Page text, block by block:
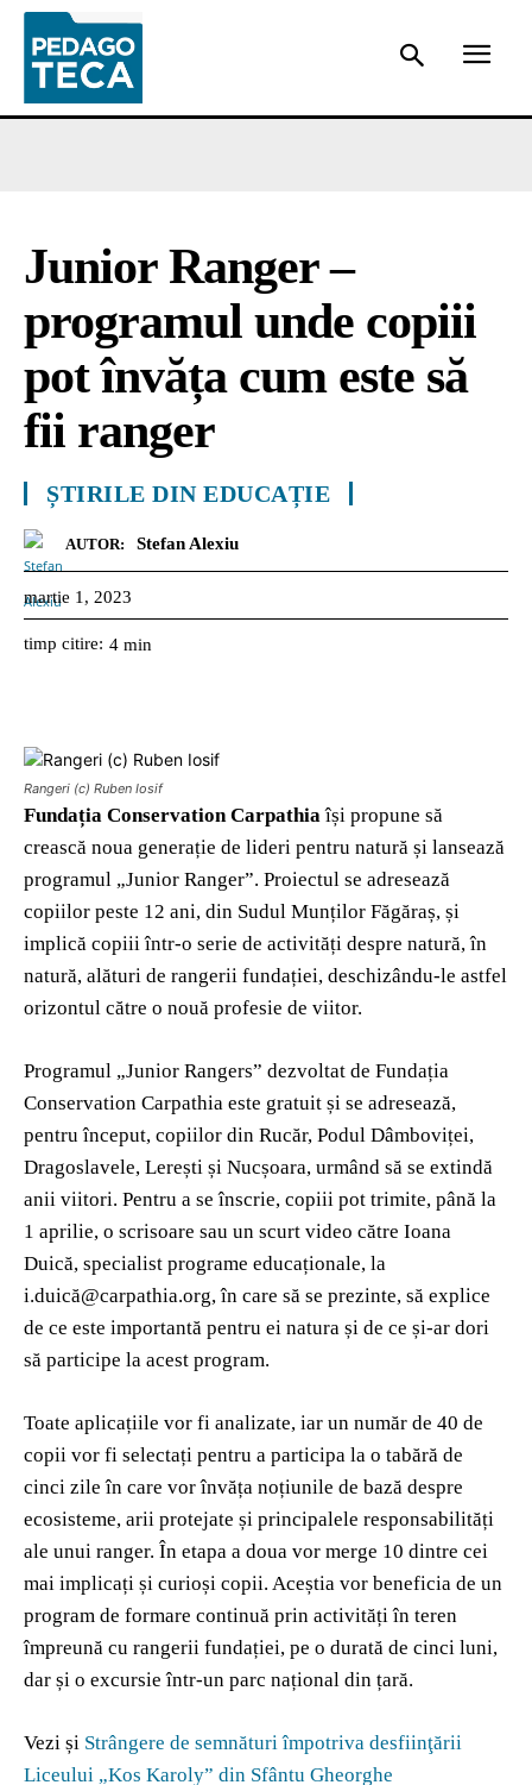
Junior Ranger –
programul unde copiii
pot învăța cum este să
fii ranger
ȘTIRILE DIN EDUCAȚIE
AUTOR: Stefan Alexiu
martie 1, 2023
timp citire: 4 min
Rangeri (c) Ruben Iosif
Fundația Conservation Carpathiaîși propune să
crească noua generație de lideri pentru natură și lansează
programul „Junior Ranger”. Proiectul se adresează
copiilor peste 12 ani, din Sudul Munților Făgăraș, și
implică copiii într-o serie de activități despre natură, în
natură, alături de rangerii fundației, deschizându-le astfel
orizontul către o nouă profesie de viitor.
Programul „Junior Rangers” dezvoltat de Fundația
Conservation Carpathia este gratuit și se adresează,
pentru început, copiilor din Rucăr, Podul Dâmboviței,
Dragoslavele, Lerești și Nucșoara, urmând să se extindă
anii viitori. Pentru a se înscrie, copiii pot trimite, până la
1 aprilie, o scrisoare sau un scurt video către Ioana
Duică, specialist programe educaționale, la
i.duică@carpathia.org, în care să se prezinte, să explice
de ce este importantă pentru ei natura și de ce și-ar dori
să participe la acest program.
Toate aplicațiile vor fi analizate, iar un număr de 40 de
copii vor fi selectați pentru a participa la o tabără de
cinci zile în care vor învăța noțiunile de bază despre
ecosisteme, arii protejate și principalele responsabilități
ale unui ranger. În etapa a doua vor merge 10 dintre cei
mai implicați și curioși copii. Aceștia vor beneficia de un
program de formare continuă prin activități în teren
împreună cu rangerii fundației, pe o durată de cinci luni,
dar și o excursie într-un parc național din țară.
Vezi și Strângere de semnături împotriva desfiinţării
Liceului „Kos Karoly” din Sfântu Gheorghe